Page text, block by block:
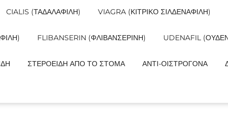
CIALIS (ΤΑΔΑΛΑΦΊΛΗ) VIAGRA (ΚΙΤΡΙΚΌ ΣΙΛΔΕΝΑΦΊΛΗ)
FLIBANSERIN (ΦΛΙΒΑΝΣΕΡΊΝΗ) UDENAFIL
ΣΤΕΡΟΕΙΔΉ ΑΠΌ ΤΟ ΣΤΌΜΑ ΑΝΤΙ-ΟΙΣΤΡΟΓΌΝΑ